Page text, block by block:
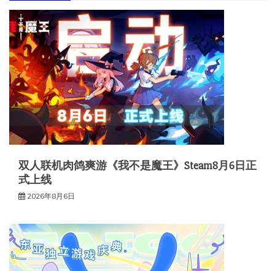
双人联机肉鸽爽游《我不是魔王》Steam8月6日正
式上线
2026年8月6日